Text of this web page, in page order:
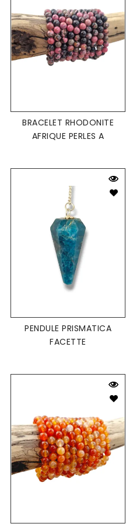
BRACELET RHODONITE
AFRIQUE PERLES A
PENDULE PRISMATICA
FACETTE